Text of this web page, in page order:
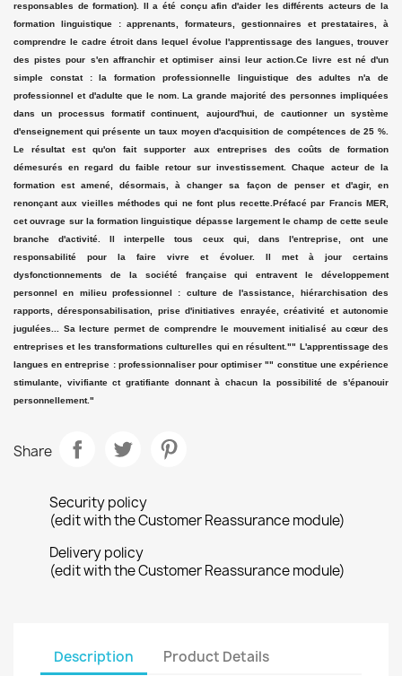
responsables de formation). Il a été conçu afin d'aider les différents acteurs de la
formation linguistique : apprenants, formateurs, gestionnaires et prestataires, à
comprendre le cadre étroit dans lequel évolue l'apprentissage des langues, trouver
des pistes pour s'en affranchir et optimiser ainsi leur action.Ce livre est né d'un
simple constat : la formation professionnelle linguistique des adultes n'a de
professionnel et d'adulte que le nom. La grande majorité des personnes impliquées
dans un processus formatif continuent, aujourd'hui, de cautionner un système
d'enseignement qui présente un taux moyen d'acquisition de compétences de 25 %.
Le résultat est qu'on fait supporter aux entreprises des coûts de formation
démesurés en regard du faible retour sur investissement. Chaque acteur de la
formation est amené, désormais, à changer sa façon de penser et d'agir, en
renonçant aux vieilles méthodes qui ne font plus recette.Préfacé par Francis MER,
cet ouvrage sur la formation linguistique dépasse largement le champ de cette seule
branche d'activité. Il interpelle tous ceux qui, dans l'entreprise, ont une
responsabilité pour la faire vivre et évoluer. Il met à jour certains
dysfonctionnements de la société française qui entravent le développement
personnel en milieu professionnel : culture de l'assistance, hiérarchisation des
rapports, déresponsabilisation, prise d'initiatives enrayée, créativité et autonomie
jugulées... Sa lecture permet de comprendre le mouvement initialisé au cœur des
entreprises et les transformations culturelles qui en résultent."" L'apprentissage des
langues en entreprise : professionnaliser pour optimiser "" constitue une expérience
stimulante, vivifiante ct gratifiante donnant à chacun la possibilité de s'épanouir
personnellement."
Share
Security policy
(edit with the Customer Reassurance module)
Delivery policy
(edit with the Customer Reassurance module)
Description Product Details